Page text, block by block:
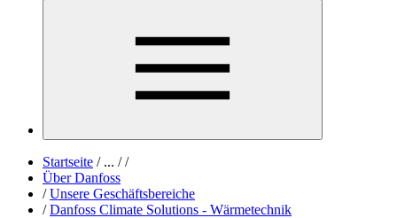
Startseite /... / /
Über Danfoss
/ Unsere Geschäftsbereiche
/ Danfoss Climate Solutions - Wärmetechnik